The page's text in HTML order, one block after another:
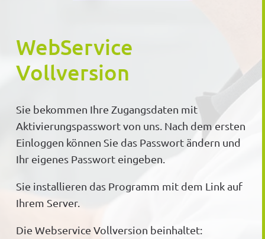
WebService
Vollversion
Sie bekommen Ihre Zugangsdaten mit
Aktivierungspasswort von uns. Nach dem ersten
Einloggen können Sie das Passwort ändern und
Ihr eigenes Passwort eingeben.
Sie installieren das Programm mit dem Link auf
Ihrem Server.
Die Webservice Vollversion beinhaltet: